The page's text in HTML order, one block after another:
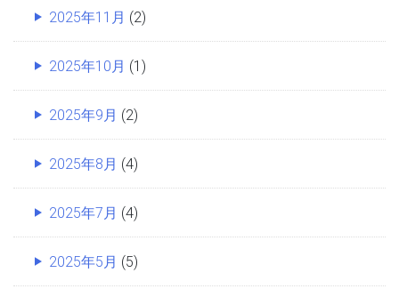
2025年11月 (2)
2025年10月 (1)
2025年9月 (2)
2025年8月 (4)
2025年7月 (4)
2025年5月 (5)